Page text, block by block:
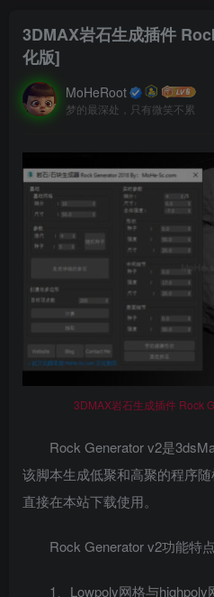
3DMAX岩石生成插件
化版]
MoHeRoot
梦的最深处，只有微笑不累
3DMAX岩石生成插件 Rock
Rock Generator v2是
该脚本生成低聚和高聚的程序
直接在本站下载使用。
Rock Generator v2功能特
1、Lowpoly网格与